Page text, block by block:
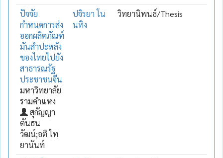
ปัจจัย
กำหนดการส่ง
ออกผลิตภัณฑ์
มันสำปะหลัง
ของไทยไปยัง
สาธารณรัฐ
ประชาชนจีน
มหาวิทยาลัย
รามคำแหง
สุกัญญา
ตันธน
วัฒน์;อติ ไท
ยานันท์
ปจิรยา โน
นทิง
วิทยานิพนธ์/Thesis